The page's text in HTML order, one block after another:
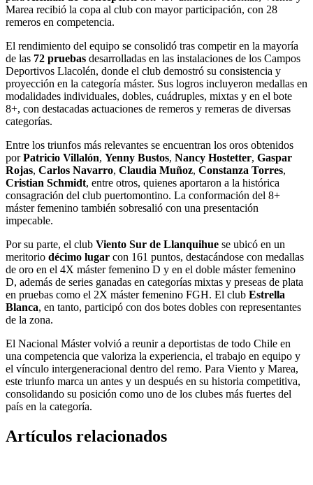
Marea recibió la copa al club con mayor participación, con 28
remeros en competencia.
El rendimiento del equipo se consolidó tras competir en la mayoría
de las 72 pruebas desarrolladas en las instalaciones de los Campos
Deportivos Llacolén, donde el club demostró su consistencia y
proyección en la categoría máster. Sus logros incluyeron medallas en
modalidades individuales, dobles, cuádruples, mixtas y en el bote
8+, con destacadas actuaciones de remeros y remeras de diversas
categorías.
Entre los triunfos más relevantes se encuentran los oros obtenidos
porPatricio Villalón, Yenny Bustos, Nancy Hostetter, Gaspar
Rojas, Carlos Navarro, Claudia Muñoz, Constanza Torres,
Cristian Schmidt, entre otros, quienes aportaron a la histórica
consagración del club puertomontino. La conformación del 8+
máster femenino también sobresalió con una presentación
impecable.
Por su parte, el club Viento Sur de Llanquihue se ubicó en un
meritorio décimo lugar con 161 puntos, destacándose con medallas
de oro en el 4X máster femenino D y en el doble máster femenino
D, además de series ganadas en categorías mixtas y preseas de plata
en pruebas como el 2X máster femenino FGH. El club Estrella
Blanca, en tanto, participó con dos botes dobles con representantes
de la zona.
El Nacional Máster volvió a reunir a deportistas de todo Chile en
una competencia que valoriza la experiencia, el trabajo en equipo y
el vínculo intergeneracional dentro del remo. Para Viento y Marea,
este triunfo marca un antes y un después en su historia competitiva,
consolidando su posición como uno de los clubes más fuertes del
país en la categoría.
Artículos relacionados